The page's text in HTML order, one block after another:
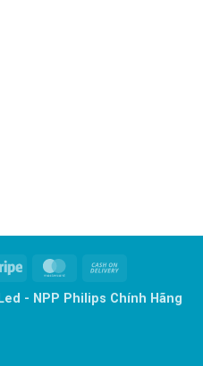
Stripe MasterCard
Delivery
- NPP Philips Chính Hãng